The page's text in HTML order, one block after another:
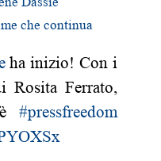
che continua
ha inizio! Con i
Rosita Ferrato,
#pressfreedom